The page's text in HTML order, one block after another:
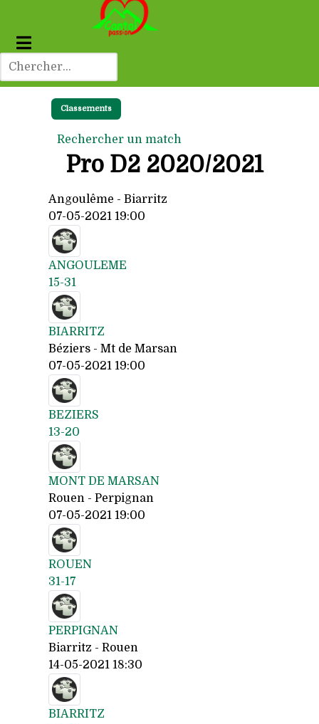
Classements
Rechercher un match
Pro D2 2020/2021
Angoulême - Biarritz
07-05-2021 19:00
ANGOULEME
15-31
BIARRITZ
Béziers - Mt de Marsan
07-05-2021 19:00
BEZIERS
13-20
MONT DE MARSAN
Rouen - Perpignan
07-05-2021 19:00
ROUEN
31-17
PERPIGNAN
Biarritz - Rouen
14-05-2021 18:30
BIARRITZ